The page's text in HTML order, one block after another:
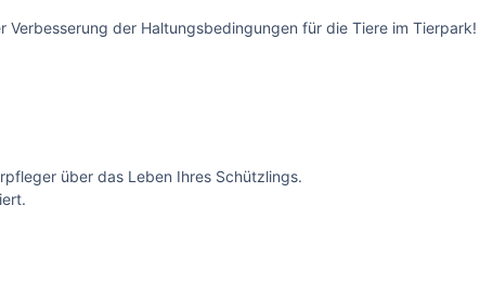
der Haltungsbedingungen für die Tiere im Tierpark!
über das Leben Ihres Schützlings.